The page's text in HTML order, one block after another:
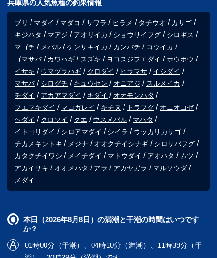
兵庫県の人気魚種の釣果情報
ブリ マダイ マダコ サワラ ヒラメ タチウオ
カサゴ
キジハタ
マアジ アオリイカ ショウサイフグ
シロギス
マゴチ
メバル ケンサキイカ カンパチ
コウイカ
ゴマサバ
カワハギ スズキ ヨコスジフエダイ
ホウボウ
イサキ
ウマヅラハギ クロダイ ヒラマサ
イシダイ
マサバ
シログチ キュウセン オニアジ
スルメイカ
チダイ
アカアマダイ キダイ
オオモンハタ
フエフキダイ
マコガレイ キチヌ トラフグ
オニオコゼ
ヘダイ
クロソイ クエ ウスメバル
マハタ
イトヨリダイ
シロアマダイ シイラ
ウッカリカサゴ
チカメキントキ
メジナ オオクチイシナギ
シロサバフグ
カタクチイワシ
メイチダイ マトウダイ アオハタ
ムツ
アカイサキ
オオメハタ アラ アカヤガラ
マルソウダ
メダイ
本日（2026年8月8日）の満潮と干潮の時間はいつです
か？
01時00分（干潮）、04時10分（満潮）、11時39分（干